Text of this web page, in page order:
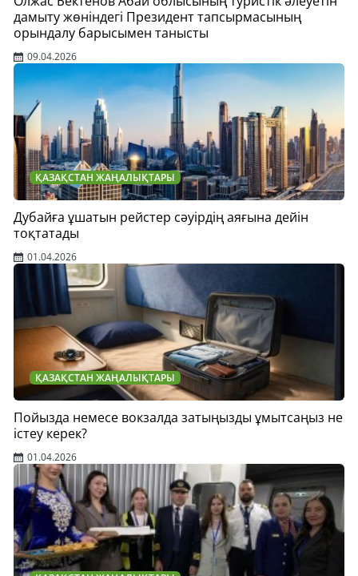
дамыту жөніндегі Президент тапсырмасының
орындалу барысымен танысты
09.04.2026
ҚАЗАҚСТАН ЖАҢАЛЫҚТАРЫ
Дубайға ұшатын рейстер сәуірдің аяғына дейін
тоқтатады
01.04.2026
ҚАЗАҚСТАН ЖАҢАЛЫҚТАРЫ
Пойызда немесе вокзалда затыңызды ұмытсаңыз не
істеу керек?
01.04.2026